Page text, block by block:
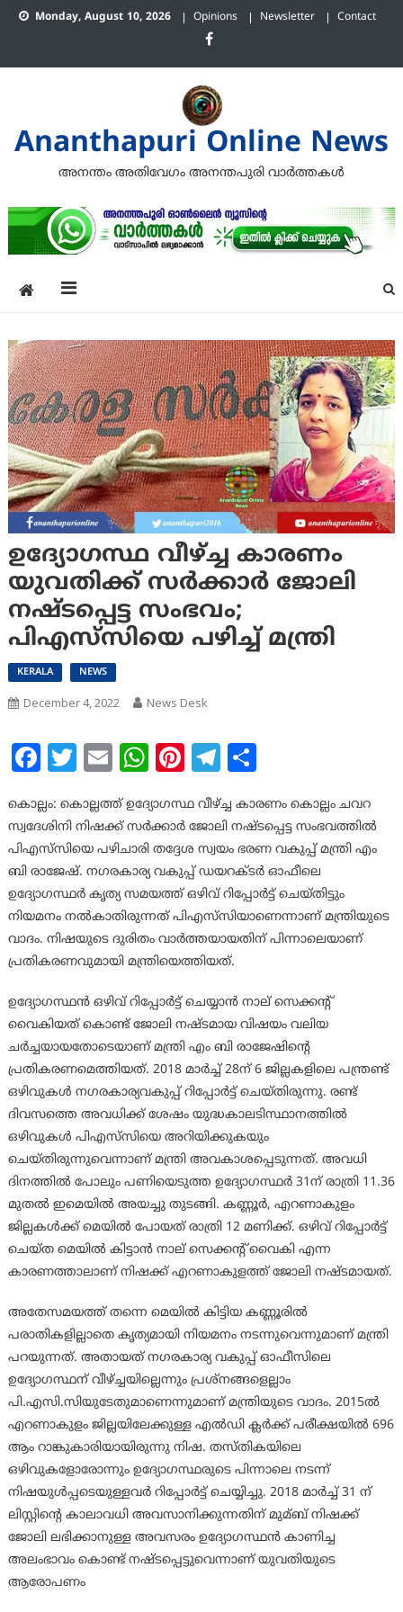
Skip
Monday, August 10, 2026 Opinions Newsletter Contact
Ananthapuri Online News
അനന്തം അതിവേഗം അനന്തപുരി വാര്‍ത്തകള്‍
ഉദ്യോഗസ്ഥ വീഴ്ച്ച കാരണം
യുവതിക്ക് സര്‍ക്കാ‍ര്‍ ജോലി
നഷ്ടപ്പെട്ട സംഭവം;
പിഎസ്‍സിയെ പഴിച്ച്‌ മന്ത്രി
KERALA NEWS
December 4, 2022 News Desk
Facebook
Twitter
EmailWhatsApp
Pinterest
Telegram
Share
കൊല്ലം: കൊല്ലത്ത് ഉദ്യോഗസ്ഥ വീഴ്ച്ച കാരണം കൊല്ലം ചവറ
സ്വദേശിനി നിഷക്ക് സര്‍ക്കാ‍ര്‍ ജോലി നഷ്ടപ്പെട്ട സംഭവത്തില്‍
പിഎസ്‍സിയെ പഴിചാരി തദ്ദേശ സ്വയം ഭരണ വകുപ്പ് മന്ത്രി എം
ബി രാജേഷ്. നഗരകാര്യ വകുപ്പ് ഡയറക്ടര്‍ ഓഫീലെ
ഉദ്യോഗസ്ഥര്‍ കൃത്യ സമയത്ത് ഒഴിവ് റിപ്പോര്‍ട്ട് ചെയ്തിട്ടും
നിയമനം നല്‍കാതിരുന്നത് പിഎസ്‍സിയാണെന്നാണ് മന്ത്രിയുടെ
വാദം. നിഷയുടെ ദുരിതം വാര്‍ത്തയായതിന് പിന്നാലെയാണ്
പ്രതികരണവുമായി മന്ത്രിയെത്തിയത്.
ഉദ്യോഗസ്ഥന്‍ ഒഴിവ് റിപ്പോര്‍ട്ട് ചെയ്യാന്‍ നാല് സെക്കന്റ്
വൈകിയത് കൊണ്ട് ജോലി നഷ്ടമായ വിഷയം വലിയ
ചര്‍ച്ചയായതോടെയാണ് മന്ത്രി എം ബി രാജേഷിന്‍റെ
പ്രതികരണമെത്തിയത്. 2018 മാര്‍ച്ച്‌ 28ന് 6 ജില്ലകളിലെ പന്ത്രണ്ട്
ഒഴിവുകള്‍ നഗരകാര്യവകുപ്പ് റിപ്പോര്‍ട്ട് ചെയ്തിരുന്നു. രണ്ട്
ദിവസത്തെ അവധിക്ക് ശേഷം യുദ്ധകാലടിസ്ഥാനത്തില്‍
ഒഴിവുകള്‍ പിഎസ്‍സിയെ അറിയിക്കുകയും
ചെയ്തിരുന്നുവെന്നാണ് മന്ത്രി അവകാശപ്പെടുന്നത്. അവധി
ദിനത്തില്‍ പോലും പണിയെടുത്ത ഉദ്യോഗസ്ഥര്‍ 31ന് രാത്രി 11.36
മുതല്‍ ഇമെയില്‍ അയച്ചു തുടങ്ങി. കണ്ണൂര്‍, എറണാകുളം
ജില്ലകള്‍ക്ക് മെയില്‍ പോയത് രാത്രി 12 മണിക്ക്. ഒഴിവ് റിപ്പോര്‍ട്ട്
ചെയ്ത മെയില്‍ കിട്ടാന്‍ നാല് സെക്കന്റ് വൈകി എന്ന
കാരണത്താലാണ് നിഷക്ക് എറണാകുളത്ത് ജോലി നഷ്ടമായത്.
അതേസമയത്ത് തന്നെ മെയില്‍ കിട്ടിയ കണ്ണൂരില്‍
പരാതികളില്ലാതെ കൃത്യമായി നിയമനം നടന്നുവെന്നുമാണ് മന്ത്രി
പറയുന്നത്. അതായത് നഗരകാര്യ വകുപ്പ് ഓഫീസിലെ
ഉദ്യോഗസ്ഥന് വീഴ്ച്ചയില്ലെന്നും പ്രശ്നങ്ങളെല്ലാം
പി.എസി.സിയുടേതുമാണെന്നുമാണ് മന്ത്രിയുടെ വാദം. 2015ല്‍
എറണാകുളം ജില്ലയിലേക്കുള്ള എല്‍ഡി ക്ലര്‍ക്ക് പരീക്ഷയില്‍ 696
ആം റാങ്കുകാരിയായിരുന്നു നിഷ. തസ്തികയിലെ
ഒഴിവുകളോരോന്നും ഉദ്യോഗസ്ഥരുടെ പിന്നാലെ നടന്ന്
നിഷയുള്‍പ്പടെയുള്ളവര്‍ റിപ്പോര്‍ട്ട് ചെയ്യിച്ചു. 2018 മാര്‍ച്ച്‌ 31 ന്
ലിസ്റ്റിന്‍റെ കാലാവധി അവസാനിക്കുന്നതിന് മുമ്ബ് നിഷക്ക്
ജോലി ലഭിക്കാനുള്ള അവസരം ഉദ്യോഗസ്ഥന്‍ കാണിച്ച
അലംഭാവം കൊണ്ട് നഷ്ടപ്പെട്ടുവെന്നാണ് യുവതിയുടെ
ആരോപണം